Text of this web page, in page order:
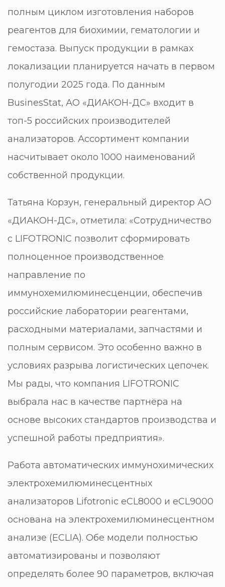
полным циклом изготовления наборов
реагентов для биохимии, гематологии и
гемостаза. Выпуск продукции в рамках
локализации планируется начать в первом
полугодии 2025 года. По данным
BusinesStat, АО «ДИАКОН-ДС» входит в
топ-5 российских производителей
анализаторов. Ассортимент компании
насчитывает около 1000 наименований
собственной продукции.
Татьяна Корзун, генеральный директор АО
«ДИАКОН-ДС», отметила: «Сотрудничество
с LIFOTRONIC позволит сформировать
полноценное производственное
направление по
иммунохемилюминесценции, обеспечив
российские лаборатории реагентами,
расходными материалами, запчастями и
полным сервисом. Это особенно важно в
условиях разрыва логистических цепочек.
Мы рады, что компания LIFOTRONIC
выбрала нас в качестве партнёра на
основе высоких стандартов производства и
успешной работы предприятия».
Работа автоматических иммунохимических
электрохемилюминесцентных
анализаторов Lifotronic eCL8000 и eCL9000
основана на электрохемилюминесцентном
анализе (ECLIA). Обе модели полностью
автоматизированы и позволяют
определять более 90 параметров, включая